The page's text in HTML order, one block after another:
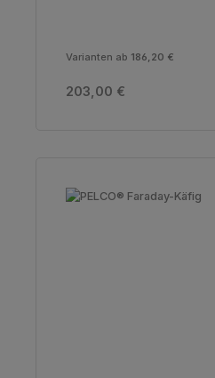
Varianten ab 186,20 €
Regulärer Preis:
203,00 €